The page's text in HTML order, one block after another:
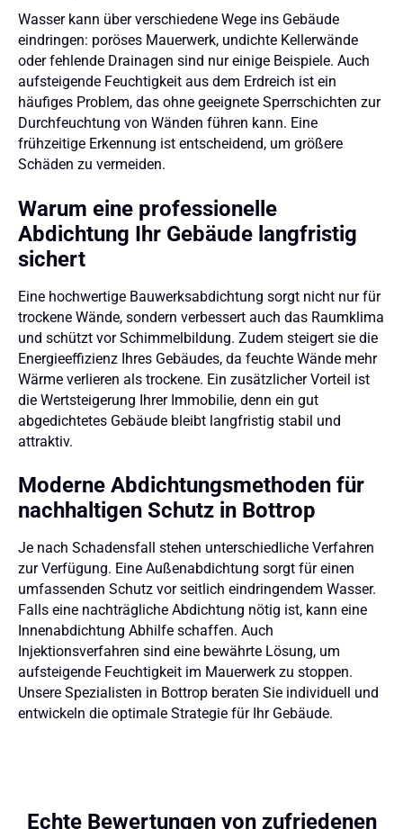
Wasser kann über verschiedene Wege ins Gebäude
eindringen: poröses Mauerwerk, undichte Kellerwände
oder fehlende Drainagen sind nur einige Beispiele. Auch
aufsteigende Feuchtigkeit aus dem Erdreich ist ein
häufiges Problem, das ohne geeignete Sperrschichten zur
Durchfeuchtung von Wänden führen kann. Eine
frühzeitige Erkennung ist entscheidend, um größere
Schäden zu vermeiden.
Warum eine professionelle
Abdichtung Ihr Gebäude langfristig
sichert
Eine hochwertige Bauwerksabdichtung sorgt nicht nur für
trockene Wände, sondern verbessert auch das Raumklima
und schützt vor Schimmelbildung. Zudem steigert sie die
Energieeffizienz Ihres Gebäudes, da feuchte Wände mehr
Wärme verlieren als trockene. Ein zusätzlicher Vorteil ist
die Wertsteigerung Ihrer Immobilie, denn ein gut
abgedichtetes Gebäude bleibt langfristig stabil und
attraktiv.
Moderne Abdichtungsmethoden für
nachhaltigen Schutz in Bottrop
Je nach Schadensfall stehen unterschiedliche Verfahren
zur Verfügung. Eine Außenabdichtung sorgt für einen
umfassenden Schutz vor seitlich eindringendem Wasser.
Falls eine nachträgliche Abdichtung nötig ist, kann eine
Innenabdichtung Abhilfe schaffen. Auch
Injektionsverfahren sind eine bewährte Lösung, um
aufsteigende Feuchtigkeit im Mauerwerk zu stoppen.
Unsere Spezialisten in Bottrop beraten Sie individuell und
entwickeln die optimale Strategie für Ihr Gebäude.
Echte Bewertungenvon zufriedenen